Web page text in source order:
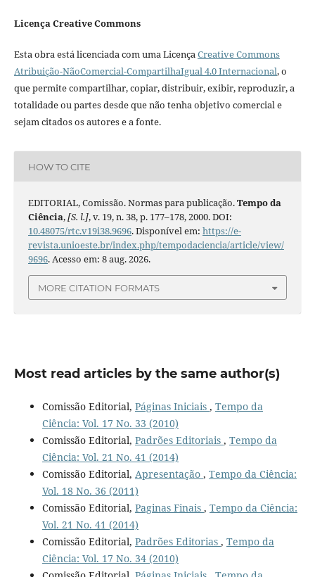
Licença Creative Commons
Esta obra está licenciada com uma LicençaCreative Commons
Atribuição-NãoComercial-CompartilhaIgual 4.0 Internacional, o
que permite compartilhar, copiar, distribuir, exibir, reproduzir, a
totalidade ou partes desde que não tenha objetivo comercial e
sejam citados os autores e a fonte.
HOW TO CITE
EDITORIAL, Comissão. Normas para publicação.Tempo da
Ciência,[S. l.], v. 19, n. 38, p. 177–178, 2000. DOI:
10.48075/rtc.v19i38.9696. Disponível em: https://e-
revista.unioeste.br/index.php/tempodaciencia/article/view/
9696. Acesso em: 8 aug. 2026.
MORE CITATION FORMATS
Most read articles by the same author(s)
Comissão Editorial, Páginas Iniciais , Tempo da
Ciência: Vol. 17 No. 33 (2010)
Comissão Editorial, Padrões Editoriais , Tempo da
Ciência: Vol. 21 No. 41 (2014)
Comissão Editorial, Apresentação , Tempo da Ciência:
Vol. 18 No. 36 (2011)
Comissão Editorial, Paginas Finais , Tempo da Ciência:
Vol. 21 No. 41 (2014)
Comissão Editorial, Padrões Editorias , Tempo da
Ciência: Vol. 17 No. 34 (2010)